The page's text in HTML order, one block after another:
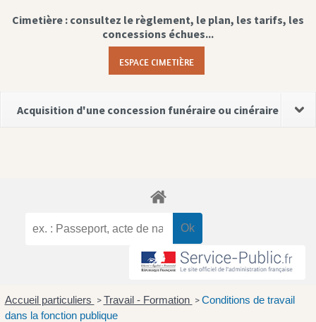
Cimetière : consultez le règlement, le plan, les tarifs, les
concessions échues...
ESPACE CIMETIÈRE
Acquisition d'une concession funéraire ou cinéraire
Accueil particuliers > Travail - Formation > Conditions de travail
dans la fonction publique